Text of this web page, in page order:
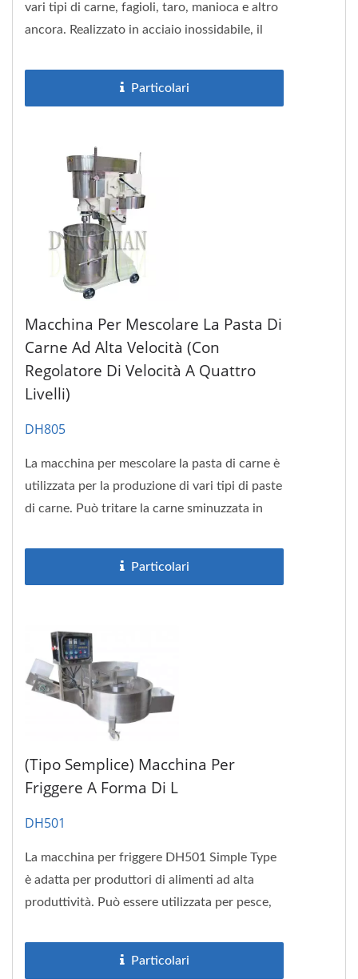
vari tipi di carne, fagioli, taro, manioca e altro
ancora. Realizzato in acciaio inossidabile, il
Particolari
Macchina Per Mescolare La Pasta Di
Carne Ad Alta Velocità (con
Regolatore Di Velocità A Quattro
Livelli)
DH805
La macchina per mescolare la pasta di carne è
utilizzata per la produzione di vari tipi di paste
di carne. Può tritare la carne sminuzzata in
Particolari
(Tipo Semplice) Macchina Per
Friggere A Forma Di L
DH501
La macchina per friggere DH501 Simple Type
è adatta per produttori di alimenti ad alta
produttività. Può essere utilizzata per pesce,
Particolari